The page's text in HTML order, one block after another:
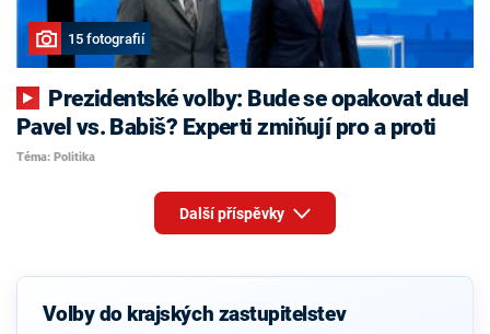
15 fotografií
Pavel vs. Babiš? Experti zmiňují pro a proti
Téma: Politika
Další příspěvky
Volby do krajských zastupitelstev